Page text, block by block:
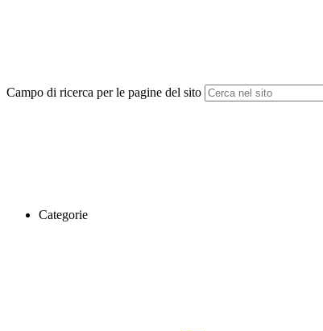
Campo di ricerca per le pagine del sito
Categorie